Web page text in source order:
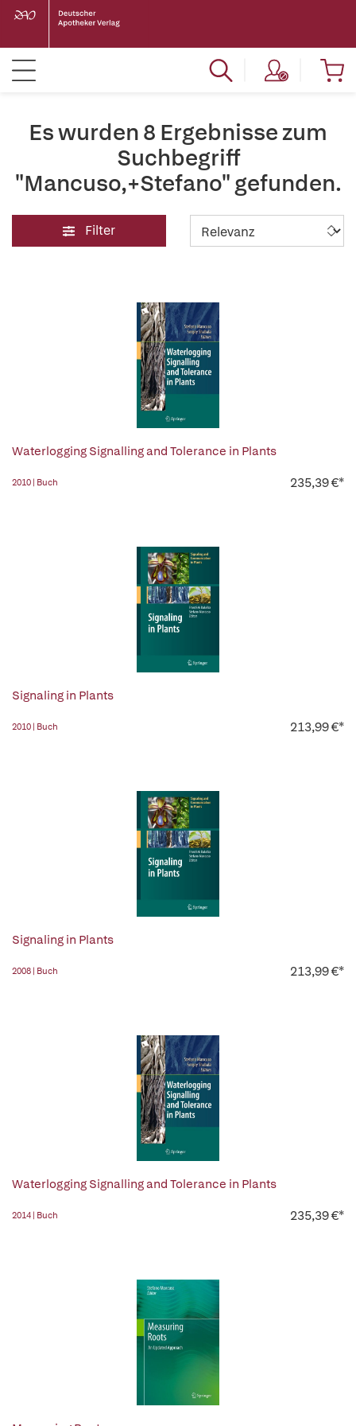
Es wurden 8 Ergebnisse zum
Suchbegriff
"Mancuso,+Stefano" gefunden.
Filter
Waterlogging Signalling and Tolerance in Plants
2010 | Buch 235,39 €*
Signaling in Plants
2010 | Buch 213,99 €*
Signaling in Plants
2008 | Buch 213,99 €*
Waterlogging Signalling and Tolerance in Plants
2014 | Buch 235,39 €*